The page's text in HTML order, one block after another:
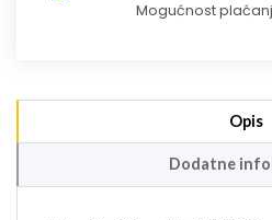
Mogućnost
Opis
Dodatne